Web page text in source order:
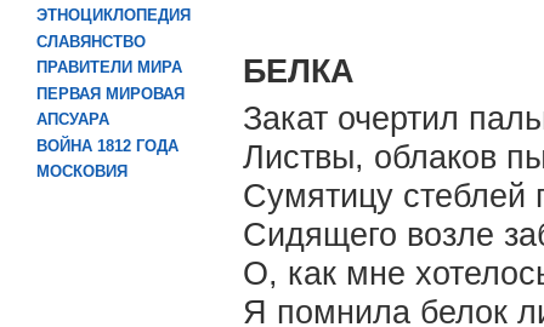
ЭТНОЦИКЛОПЕДИЯ
СЛАВЯНСТВО
ПРАВИТЕЛИ МИРА
ПЕРВАЯ МИРОВАЯ
АПСУАРА
ВОЙНА 1812 ГОДА
МОСКОВИЯ
БЕЛКА
Закат очертил
Листвы, облаков
Сумятицу стеблей
Сидящего возле
О, как мне
Я помнила белок